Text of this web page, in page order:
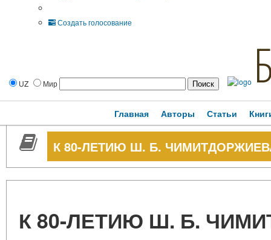
Создать голосование
UZ Мир
Главная Авторы Статьи
К 80-ЛЕТИЮ Ш. Б.
К 80-ЛЕТИЮ Ш. Б.